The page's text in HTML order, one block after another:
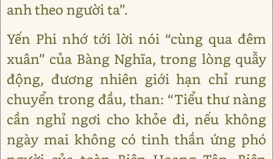
anh theo người ta”.
Yến Phi nhớ tới lời nói “cùng qua đêm
xuân” của Bàng Nghĩa, trong lòng quẫy
động, đương nhiên giới hạn chỉ rung
chuyển trong đầu, than: “Tiểu thư nàng
cần nghỉ ngơi cho khỏe đi, nếu không
ngày mai không có tinh thần ứng phó